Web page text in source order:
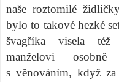
naše roztomilé
bylo to takové hezké
švagříka visela též
manželovi
s věnováním, když